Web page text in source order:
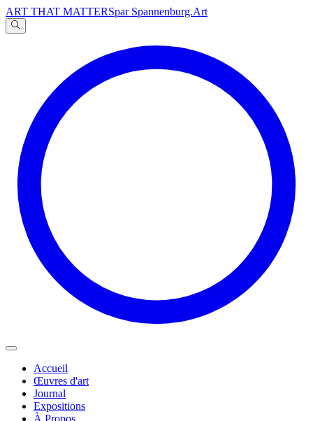
ART THAT MATTERSpar Spannenburg.Art
文
Accueil
Œuvres d'art
Journal
Expositions